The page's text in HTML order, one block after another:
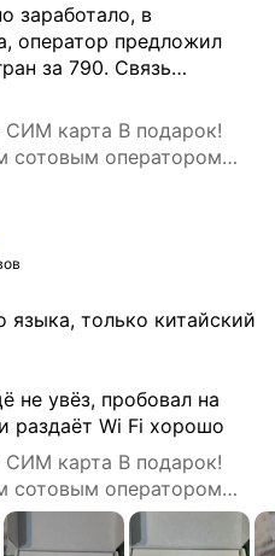
заработало, в
оператор предложил
за 790. Связь…
карта В подарок!
сотовым оператором
НЕ
языка, только китайский
не увёз, пробовал на
раздаёт Wi Fi хорошо
карта В подарок!
сотовым оператором
НЕ